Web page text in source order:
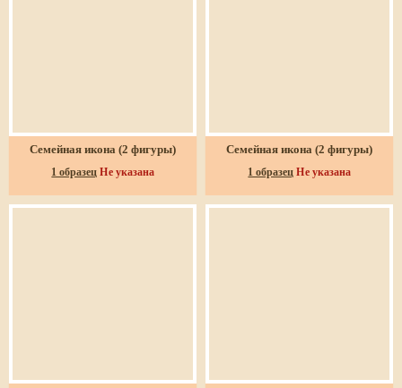
Семейная икона (2 фигуры)
1 образец Не указана
Семейная икона (2 фигуры)
1 образец Не указана